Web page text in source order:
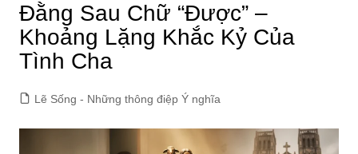
Đằng Sau Chữ “Được” –
Khoảng Lặng Khắc Kỷ Của
Tình Cha
Lẽ Sống - Những thông điệp Ý nghĩa